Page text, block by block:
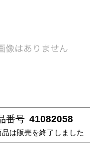
番号 41082058
品は販売を終了しました